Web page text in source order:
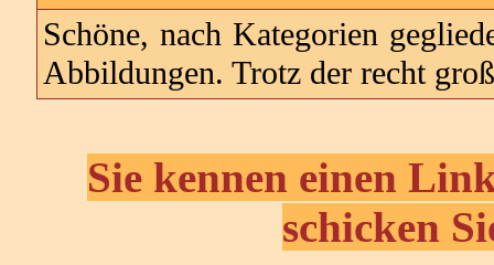
Schöne, nach Kategorien
Abbildungen. Trotz der recht
Sie kennen einen
schicken